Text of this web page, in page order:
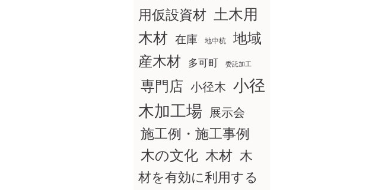
用仮設資材 土木用
木材 在庫 地中杭
地域
産木材
多可町 委託加工
専門店 小径木 小径
木加工場
展示会
施工例・施工事例
木の文化 木材 木
材を有効に利用する